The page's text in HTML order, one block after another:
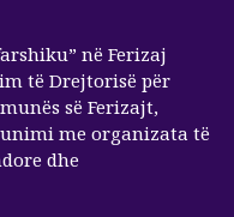
në Ferizaj
të Drejtorisë për
së Ferizajt,
me organizata të
dhe